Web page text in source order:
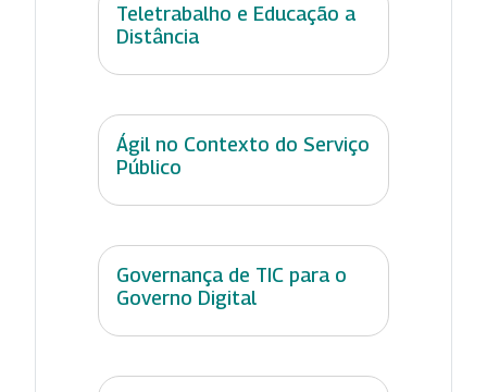
Teletrabalho e Educação a
Distância
Ágil no Contexto do Serviço
Público
Governança de TIC para o
Governo Digital